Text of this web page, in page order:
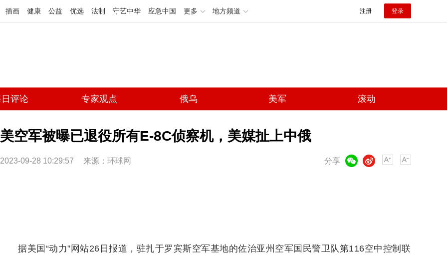
插画 健康 公益 优选 法制 守艺中华 应急中国 更多 地方频道 注册 登录
评论 专家观点 俄乌 美军 滚动
美空军被曝已退役所有E-8C侦察机，美媒扯上中俄
2023-09-28 10:29:57 来源： 环球网 分享
微博
据美国“动力”网站26日报道，驻扎于罗宾斯空军基地的佐治亚州空军国民警卫队第116空中控制联